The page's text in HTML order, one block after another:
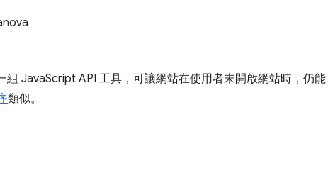
組 JavaScript API 工具，可讓網站在使用者未開啟網站時，仍能
類似。